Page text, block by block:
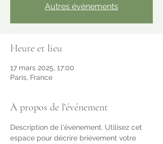
Autres évènements
Heure et lieu
17 mars 2025, 17:00
Paris, France
À propos de l'événement
Description de l'évènement. Utilisez cet
espace pour décrire brièvement votre